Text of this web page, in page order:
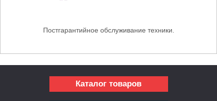
Постгарантийное обслуживание техники.
Каталог товаров